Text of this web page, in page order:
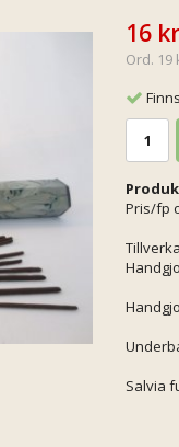
16 kr
Ord. 19
Pris/fp
Salvia